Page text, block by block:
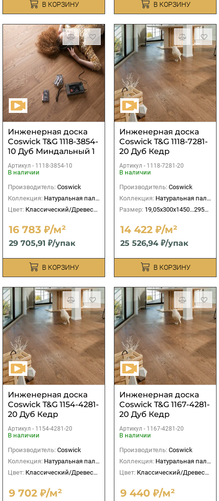
В КОРЗИНУ В КОРЗИНУ
Инженерная доска
Coswick T&G 1118-3854-
10 Дуб Миндальный 1
Натур
Артикул - 1118-3854-10
В наличии
Производитель: Coswick
Коллекция: Натуральная палитра
Цвет: Классический/Древесный
16 783 ₽/м²
29 705,91 ₽/упак
В КОРЗИНУ
Инженерная доска
Coswick T&G 1118-7281-
20 Дуб Кедр
рустикальный
Черектер
Артикул - 1118-7281-20
В наличии
Производитель: Coswick
Коллекция: Натуральная палитра
Размер: 19,05х300х1450...2950 мм
14 422 ₽/м²
25 526,94 ₽/упак
В КОРЗИНУ
Инженерная доска
Coswick T&G 1154-4281-
20 Дуб Кедр
рустикальный Таверн
Артикул - 1154-4281-20
В наличии
Производитель: Coswick
Коллекция: Натуральная палитра
Цвет: Классический/Древесный
9 702 ₽/м²
Инженерная доска
Coswick T&G 1167-4281-
20 Дуб Кедр
рустикальный Таверн
Артикул - 1167-4281-20
В наличии
Производитель: Coswick
Коллекция: Натуральная палитра
Цвет: Классический/Древесный
9 440 ₽/м²